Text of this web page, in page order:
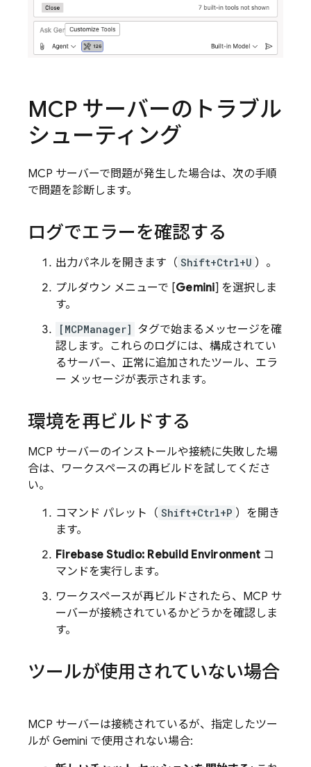
MCP サーバーのトラブル
シューティング
MCP サーバーで問題が発生した場合は、次の手順
で問題を診断します。
ログでエラーを確認する
出力パネルを開きます（ Shift+Ctrl+U ）。
プルダウン メニューで [Gemini] を選択しま
す。
[MCPManager]
タグで始まるメッセージを確
認します。これらのログには、構成されてい
るサーバー、正常に追加されたツール、エラ
ー メッセージが表示されます。
環境を再ビルドする
MCP サーバーのインストールや接続に失敗した場
合は、ワークスペースの再ビルドを試してくださ
い。
コマンド パレット（ Shift+Ctrl+P ）を開き
ます。
Firebase Studio: Rebuild Environment コ
マンドを実行します。
ワークスペースが再ビルドされたら、MCP サ
ーバーが接続されているかどうかを確認しま
す。
ツールが使用されていない場合
MCP サーバーは接続されているが、指定したツー
ルが Gemini で使用されない場合: